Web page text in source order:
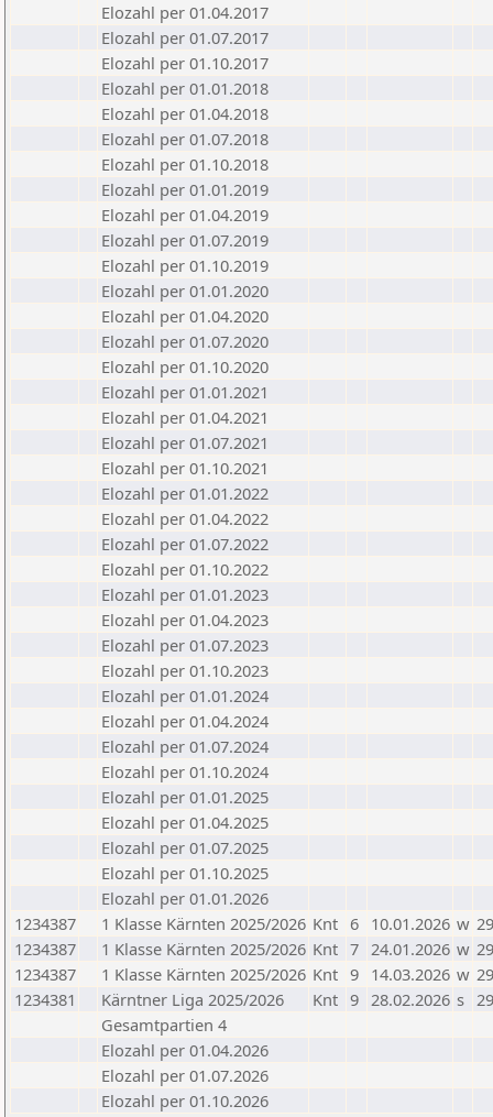
Elozahl per 01.04.2017
Elozahl per 01.07.2017
Elozahl per 01.10.2017
Elozahl per 01.01.2018
Elozahl per 01.04.2018
Elozahl per 01.07.2018
Elozahl per 01.10.2018
Elozahl per 01.01.2019
Elozahl per 01.04.2019
Elozahl per 01.07.2019
Elozahl per 01.10.2019
Elozahl per 01.01.2020
Elozahl per 01.04.2020
Elozahl per 01.07.2020
Elozahl per 01.10.2020
Elozahl per 01.01.2021
Elozahl per 01.04.2021
Elozahl per 01.07.2021
Elozahl per 01.10.2021
Elozahl per 01.01.2022
Elozahl per 01.04.2022
Elozahl per 01.07.2022
Elozahl per 01.10.2022
Elozahl per 01.01.2023
Elozahl per 01.04.2023
Elozahl per 01.07.2023
Elozahl per 01.10.2023
Elozahl per 01.01.2024
Elozahl per 01.04.2024
Elozahl per 01.07.2024
Elozahl per 01.10.2024
Elozahl per 01.01.2025
Elozahl per 01.04.2025
Elozahl per 01.07.2025
Elozahl per 01.10.2025
Elozahl per 01.01.2026
1234387
1 Klasse Kärnten 2025/2026 Knt 6 10.01.2026 w
1234387
1 Klasse Kärnten 2025/2026 Knt 7 24.01.2026 w
1234387
1 Klasse Kärnten 2025/2026 Knt 9 14.03.2026 w
1234381
Kärntner Liga 2025/2026 Knt 9 28.02.2026 s
Gesamtpartien 4
Elozahl per 01.04.2026
Elozahl per 01.07.2026
Elozahl per 01.10.2026